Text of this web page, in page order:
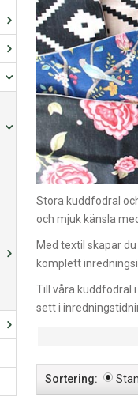
Stora kuddfodral
och mjuk känsla
Med textil skapar
komplett
Till våra kuddfodral
sett i
Sortering: